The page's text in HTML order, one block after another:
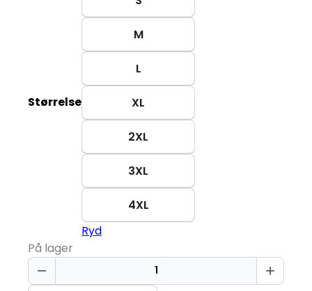
Størrelse
M
L
XL
2XL
3XL
4XL
Ryd
På lager
Tired
Dad